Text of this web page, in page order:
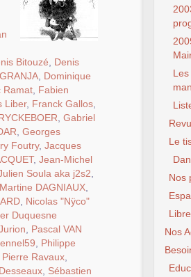
Bitouzé
Denis
Dominique
Ramat Fabien
Liber, Franck Gallos
Gabriel
Georges
Foutry, Jacques
, Jean-Michel
Soula aka j2s2
Martine DAGNIAUX
Nicolas "Nÿco"
Duquesne
Pascal VAN
Philippe
Pierre Ravaux
Sébastien
Le
Nos
Nos